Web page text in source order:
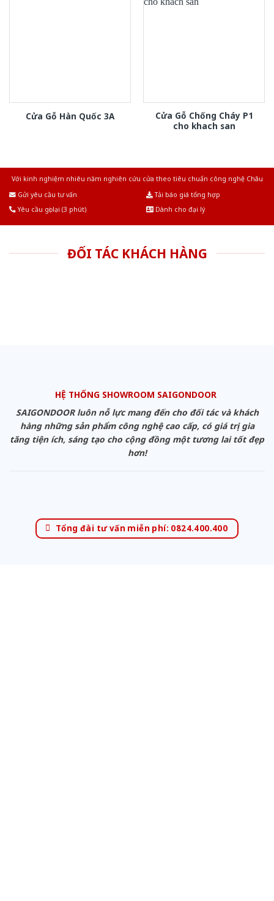
Cửa Gỗ Hàn Quốc 3A
Cửa Gỗ Chống Cháy P1
cho khach san
Với kinh nghiệm nhiêu năm nghiên cứu cửa theo tiêu chuẩn công nghệ Châu
Gửi yêu cầu tư vấn
Tải báo giá tổng hợp
Yêu cầu gọi lại (3 phút)
Dành cho đại lý
ĐỐI TÁC KHÁCH HÀNG
HỆ THỐNG SHOWROOM SAIGONDOOR
SAIGONDOOR luôn nỗ lực mang đến cho đối tác và khách
hàng những sản phẩm công nghệ cao cấp, có giá trị gia
tăng tiện ích, sáng tạo cho cộng đồng một tương lai tốt đẹp
hơn!
Tổng đài tư vấn miễn phí: 0824.400.400